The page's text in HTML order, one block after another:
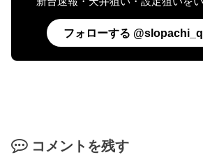
フォローする
コメントを残す